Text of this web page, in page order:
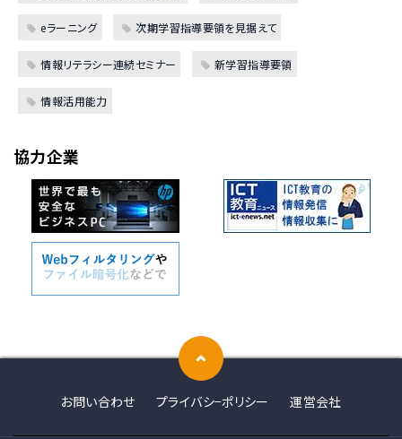
eラーニング 次期学習指導要領を見据えて
情報リテラシー連続セミナー 新学習指導要領
情報活用能力
協力企業
お問い合わせ プライバシ−ポリシー 運営会社